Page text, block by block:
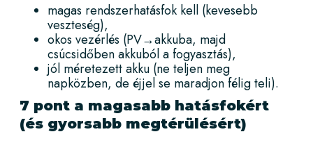
magas rendszerhatásfok kell (kevesebb
veszteség),
okos vezérlés (PV→akkuba, majd
csúcsidőben akkuból a fogyasztás),
jól méretezett akku (ne teljen meg
napközben, de éjjel se maradjon félig teli).
7 pont a magasabb hatásfokért
(és gyorsabb megtérülésért)